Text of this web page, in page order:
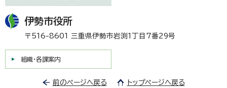
伊勢市役所
〒516-8601 三重県伊勢市岩渕1丁目7番29号
組織・各課案内
前のページへ戻る トップページへ戻る